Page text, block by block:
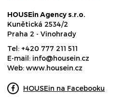
HOUSEin Agency s.r.o.
Kunětická 2534/2
Praha 2 - Vinohrady
Tel: +420 777 211 511
E-mail: info@housein.cz
Web: www.housein.cz
HOUSEin na Facebooku